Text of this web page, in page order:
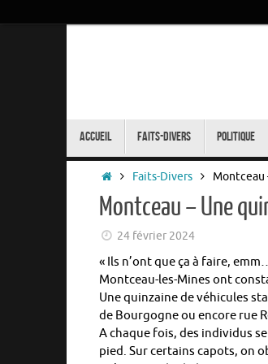
Accueil Faits-Divers Politique
Accueil
Faits-Divers Montceau
Montceau – Une
24 février 2024
« Ils n’ont que ça à faire,
Montceau-les-Mines ont
Une quinzaine de véhicules
de Bourgogne ou encore rue
A chaque fois, des individus
pied. Sur certains capots, on